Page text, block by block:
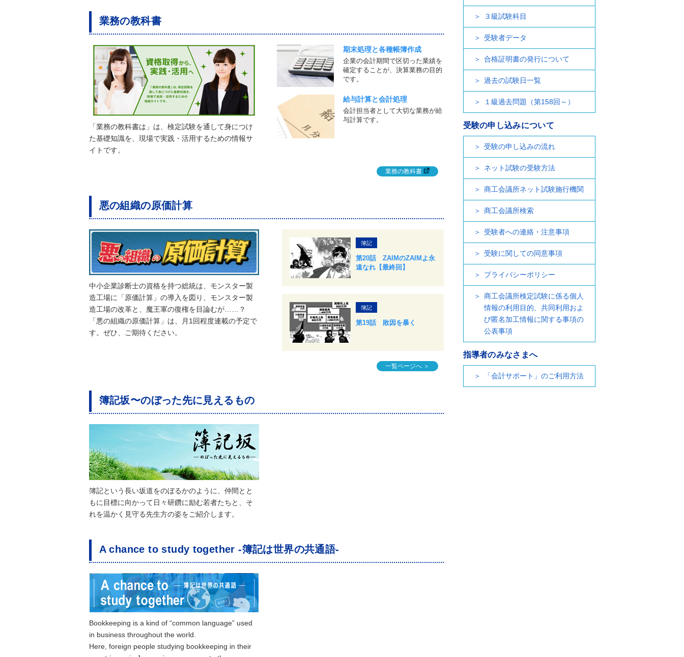
業務の教科書
「業務の教科書は」は、検定試験を通して身につけ
た基礎知識を、現場で実践・活用するための情報サ
イトです。
期末処理と各種帳簿作成
企業の会計期間で区切った業績を
確定することが、決算業務の目的
です。
給与計算と会計処理
会計担当者として大切な業務が給
与計算です。
業務の教科書
悪の組織の原価計算
中小企業診断士の資格を持つ総統は、モンスター製
造工場に「原価計算」の導入を図り、モンスター製
造工場の改革と、魔王軍の復権を目論むが……？
「悪の組織の原価計算」は、月1回程度連載の予定で
す。ぜひ、ご期待ください。
簿記
第20話 ZAIMのZAIMよ永
遠なれ【最終回】
簿記
第19話 敗因を暴く
一覧ページへ ＞
簿記坂〜のぼった先に見えるもの
簿記という長い坂道をのぼるかのように、仲間とと
もに目標に向かって日々研鑽に励む若者たちと、そ
れを温かく見守る先生方の姿をご紹介します。
A chance to study together -簿記は世界の共通語-
Bookkeeping is a kind of “common language” used
in business throughout the world.
Here, foreign people studying bookkeeping in their
３級試験科目
受験者データ
合格証明書の発行について
過去の試験日一覧
１級過去問題（第158回～）
受験の申し込みについて
受験の申し込みの流れ
ネット試験の受験方法
商工会議所ネット試験施行機関
商工会議所検索
受験者への連絡・注意事項
受験に関しての同意事項
プライバシーポリシー
商工会議所検定試験に係る個人
情報の利用目的、共同利用およ
び匿名加工情報に関する事項の
公表事項
指導者のみなさまへ
「会計サポート」のご利用方法